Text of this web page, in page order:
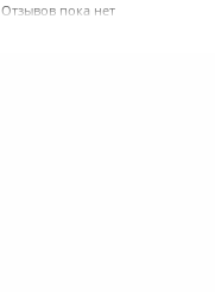
Отзывов пока нет